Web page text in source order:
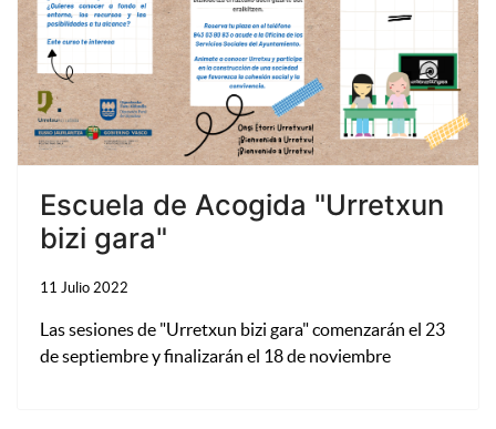
Escuela de Acogida "Urretxun
bizi gara"
11 Julio 2022
Las sesiones de "Urretxun bizi gara" comenzarán el 23
de septiembre y finalizarán el 18 de noviembre